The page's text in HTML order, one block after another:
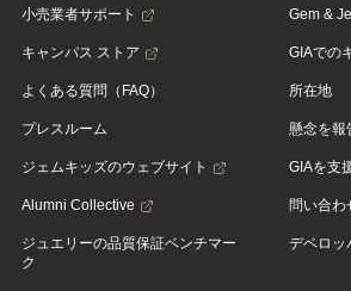
小売業者サポート
キャンパス ストア
よくある質問（FAQ）
プレスルーム
ジェムキッズのウェブサイト
Alumni Collective
ジュエリーの品質保証ベンチマー
ク
Gem &
GIAでの
所在地
懸念を報
GIAを支
問い合わ
デベロッ